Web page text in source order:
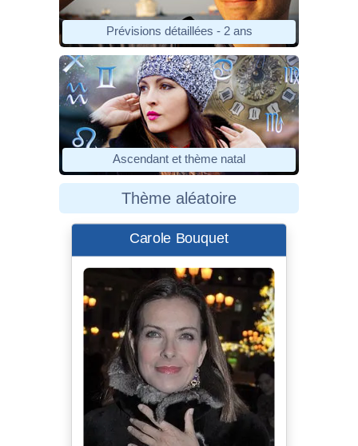
Prévisions détaillées - 2 ans
Ascendant et thème natal
Thème aléatoire
Carole Bouquet